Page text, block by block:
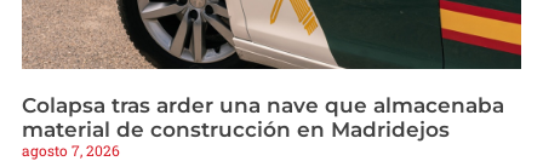
Colapsa tras arder una nave que almacenaba
material de construcción en Madridejos
agosto 7, 2026